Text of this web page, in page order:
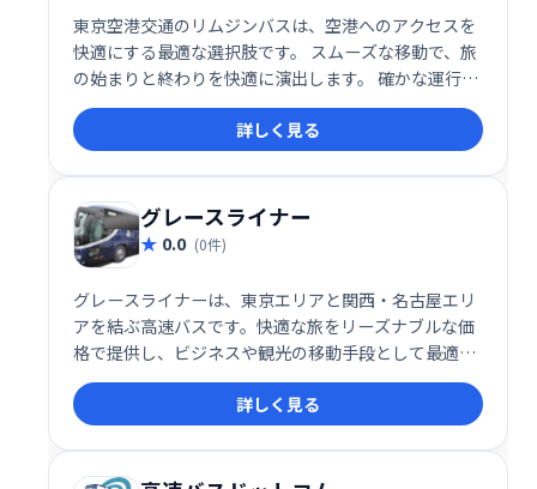
東京空港交通のリムジンバスは、空港へのアクセスを
快適にする最適な選択肢です。 スムーズな移動で、旅
の始まりと終わりを快適に演出します。 確かな運行体
制と快適な車内で、ストレスフリーな空港アクセスを
実現。ビジネスにもレジャーにもおすすめです。
詳しく見る
グレースライナー
0.0 (0件)
グレースライナーは、東京エリアと関西・名古屋エリ
アを結ぶ高速バスです。快適な旅をリーズナブルな価
格で提供し、ビジネスや観光の移動手段として最適で
す。 充実した設備と丁寧なサービスで、安心してご利
用いただけます。 東京と関西・名古屋への移動をスム
ーズにサポートします。
詳しく見る